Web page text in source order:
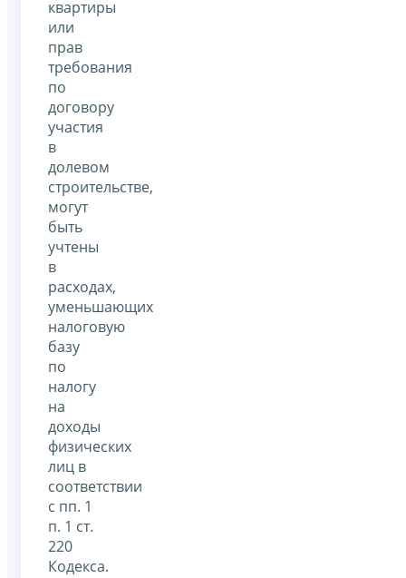
квартиры
или
прав
требования
по
договору
участия
в
долевом
строительстве,
могут
быть
учтены
в
расходах,
уменьшающих
налоговую
базу
по
налогу
на
доходы
физических
лиц в
соответствии
с пп. 1
п. 1 ст.
220
Кодекса.